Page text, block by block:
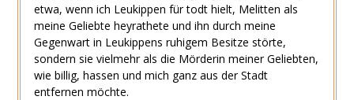
etwa, wenn ich Leukippen für todt hielt, Melitten als
meine Geliebte heyrathete und ihn durch meine
Gegenwart in Leukippens ruhigem Besitze störte,
sondern sie vielmehr als die Mörderin meiner Geliebten,
wie billig, hassen und mich ganz aus der Stadt
entfernen möchte.